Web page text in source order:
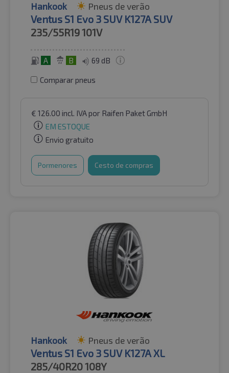
Hankook Pneus de verão
Ventus S1 Evo 3 SUV K127A SUV
235/55R19101V
A B 69 dB
Comparar pneus
€ 126.00 incl. IVApor Raifen Paket GmbH
EM ESTOQUE
Envio gratuito
Pormenores Cesto de compras
Hankook Pneus de verão
Ventus S1 Evo 3 SUV K127A XL
285/40R20108Y